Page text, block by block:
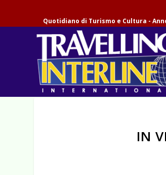
Quotidiano di Turismo e Cultura -
IN